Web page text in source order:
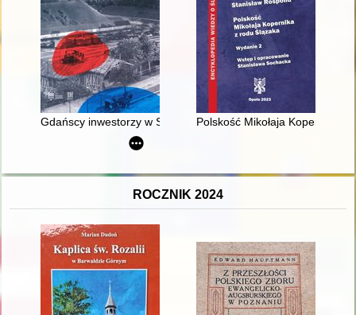
Gdańscy inwestorzy w Sopocie : prestiż finansowy i
Polskość Mikołaja Kopernika z
ROCZNIK 2024